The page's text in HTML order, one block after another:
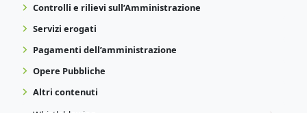
Controlli e rilievi sull’Amministrazione
Servizi erogati
Pagamenti dell’amministrazione
Opere Pubbliche
Altri contenuti